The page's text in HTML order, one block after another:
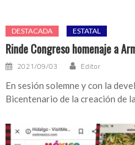
DESTACADA ESTATAL
Rinde Congreso homenaje a
2021/09/03 Editor
En sesión solemne y con la
Bicentenario de la creación de